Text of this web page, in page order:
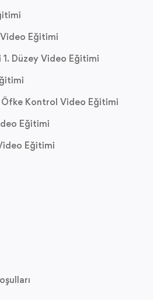
Eğitimi
1. Düzey Video Eğitimi
Kontrol Video Eğitimi
Eğitimi
Eğitimi